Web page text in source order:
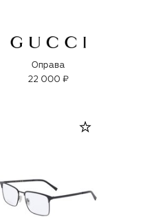
Оправа
22 000 ₽